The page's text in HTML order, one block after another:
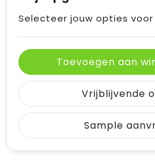
Selecteer jouw opties
Toevoegen aan
Vrijblijvende
Sample